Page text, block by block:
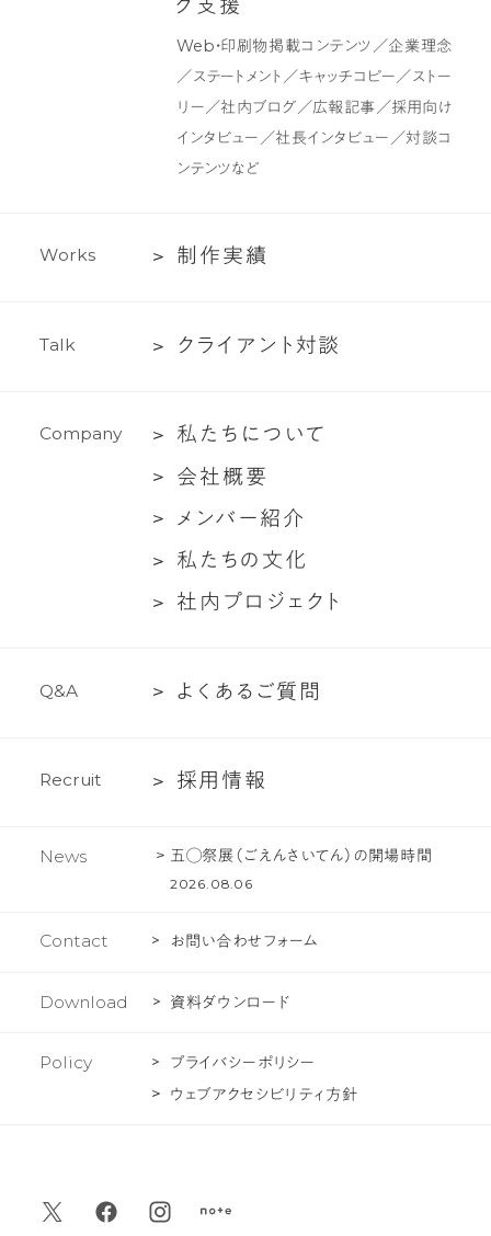
作・
テ
グ
グ支援
Web・印刷物掲載コンテンツ／企業理念
／ステートメント／キャッチコピー／ストー
リー／社内ブログ／広報記事／採用向け
インタビュー／社長インタビュー／対談コ
ンテンツなど
Works
制
績
制 作実績
Talk
ク
ア
ン
対
談
ク ラ イ ア ン ト 対談
Company
私
に
つ
私 た ち に つ いて
会
要
会社 概要
メ
ー
メ ンバ ー紹介
私
文
私 た ちの 文化
社
ロ
ク
社 内 プロ ジ ェ ク ト
Q&A
よ
る
問
よ く あ る ご質 問
Recruit
採 採用 情報
News 五◯祭展（ごえんさいてん）の開場時間
2026.08.06
Contact お問い合わせフォーム
Download 資料ダウンロード
Policy
プライバシーポリシー
ウェブアクセシビリティ方針